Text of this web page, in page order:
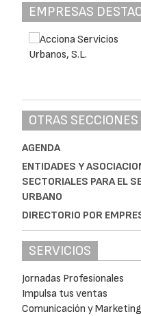
EMPRESAS
OTRAS SECCIONES
AGENDA
ENTIDADES Y
SECTORIALES PARA EL
URBANO
DIRECTORIO POR
SERVICIOS
Jornadas Profesionales
Impulsa tus ventas
Comunicación y